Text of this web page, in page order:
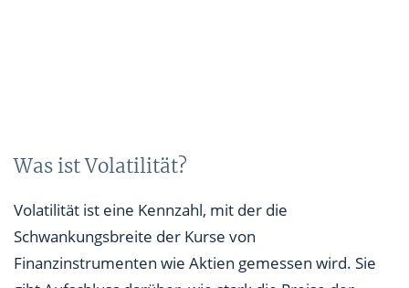
Was ist Volatilität?
Volatilität ist eine Kennzahl, mit der die
Schwankungsbreite der Kurse von
Finanzinstrumenten wie Aktien gemessen wird. Sie